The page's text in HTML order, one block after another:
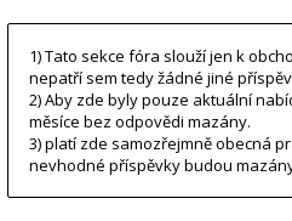
1) Tato sekce fóra slouží jen k
nepatří sem tedy žádné jiné
2) Aby zde byly pouze aktuální
měsíce bez odpovědi mazány.
3) platí zde samozřejmně obecná
nevhodné příspěvky budou